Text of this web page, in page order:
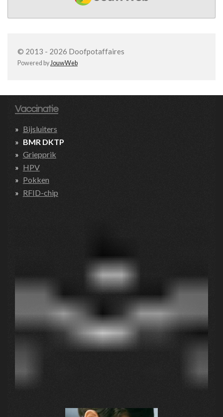
© 2013 - 2026 Doofpotaffaires
Powered byJouwWeb
Vaccinatie
Bijsluiters
BMR DKTP
Griepprik
HPV
Pokken
RFID-chip